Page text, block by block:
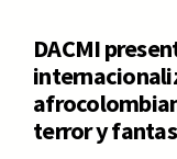
DACMI
terror y